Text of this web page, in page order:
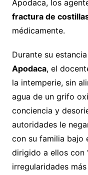
Apodaca, los
fractura de
médicamente.
Durante su
Apodaca, el
la intemperie, sin
agua de un grifo
conciencia y
autoridades le
con su familia bajo
dirigido a ellos con
irregularidades